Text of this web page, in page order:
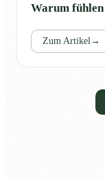
Warum fühlen
Zum Artikel →